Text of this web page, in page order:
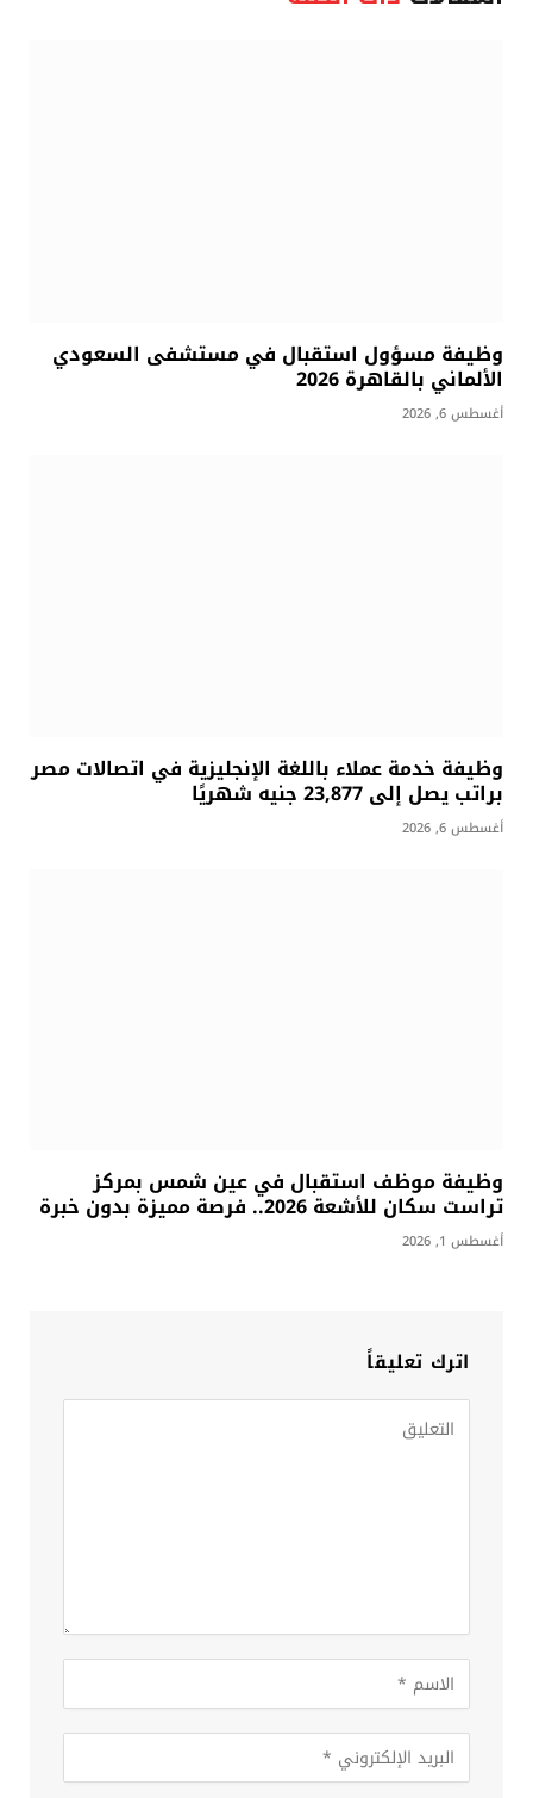
وظيفة مسؤول استقبال في مستشفى السعودي
الألماني بالقاهرة 2026
أغسطس 6, 2026
وظيفة خدمة عملاء باللغة الإنجليزية في اتصالات مصر
براتب يصل إلى 23,877 جنيه شهريًا
أغسطس 6, 2026
وظيفة موظف استقبال في عين شمس بمركز
تراست سكان للأشعة 2026.. فرصة مميزة بدون خبرة
أغسطس 1, 2026
اترك تعليقاً